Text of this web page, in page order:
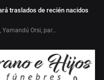
traslados de recién nacidos
Yamandú Orsi, par…